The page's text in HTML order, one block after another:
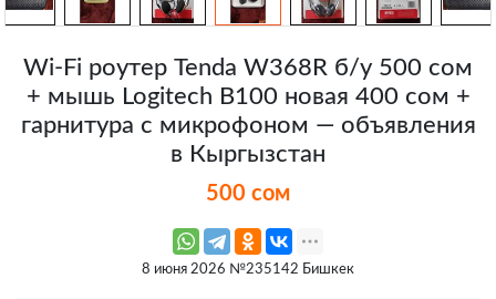
Wi‑Fi роутер Tenda W368R б/у 500 сом
+ мышь Logitech B100 новая 400 сом +
гарнитура с микрофоном — объявления
в Кыргызстан
500 сом
8 июня 2026 №235142 Бишкек